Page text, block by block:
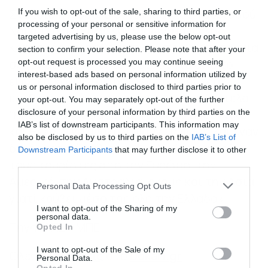
If you wish to opt-out of the sale, sharing to third parties, or
processing of your personal or sensitive information for
targeted advertising by us, please use the below opt-out
section to confirm your selection. Please note that after your
opt-out request is processed you may continue seeing
interest-based ads based on personal information utilized by
us or personal information disclosed to third parties prior to
your opt-out. You may separately opt-out of the further
disclosure of your personal information by third parties on the
IAB’s list of downstream participants. This information may
also be disclosed by us to third parties on the IAB’s List of
Downstream Participants that may further disclose it to other
Please note that this website/app uses one or more Google
not limited to your visit or usage behaviour. You may click to
grant or deny consent to Google and its third-party tags to
use your data for below specified purposes in below Google
consent section.
Personal Data Processing Opt Outs
I want to opt-out of the Sharing of my
personal data.
Opted In
I want to opt-out of the Sale of my
Personal Data.
Στο ίδιο πνεύμα, ο αντιδήμαρχος Τουρισμού
Νάξου και Μικρών Κυκλάδων, Βαγγέλης
Κατσαράς, πρόσθεσε πως «προβλέπεται μια
σεζόν με υψηλή επισκεψιμότητα από το
εξωτερικό. Οι ταξιδιώτες του σήμερα,
επιθυμούν κάτι παραπάνω από το μοντέλο
“ήλιος -θάλασσα”. Επιζητούν το αυθεντικό
και θέλουν να ανακαλύψουν τη φύση και έναν
διαφορετικό πολιτισμό. Η Νάξος γοητεύει
τους τουρίστες από την Ευρώπη, την
Αμερική, την Αυστραλία, ακόμη και την Ασία,
Πηγή: ΑΠΕ – ΜΠΕ
Ολες οιειδήσειςστοDokari.gr